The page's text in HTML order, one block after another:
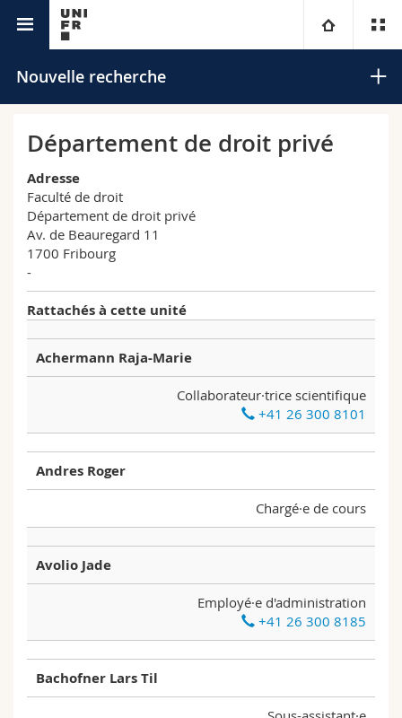
Université
Campus
Recherche
Formation continue
Théologie
Droit
Lettres et sciences humaines
Sciences de l'éducation et de la formation
Interfacultaire
Vous êtes
Futurs étudiants
Médias
Chercheurs
Doctorants
Ressources
Plan d'accès
Bibliothèques
Programme des cours
Nouvelle recherche
Rechercher
Recherche avancée
Département de droit privé
Adresse
Faculté de droit
Département de droit privé
Av. de Beauregard 11
1700 Fribourg
-
Rattachés à cette unité
Achermann Raja-Marie
Collaborateur·trice scientifique
+41 26 300 8101
Andres Roger
Chargé·e de cours
Avolio Jade
Employé·e d'administration
+41 26 300 8185
Bachofner Lars Til